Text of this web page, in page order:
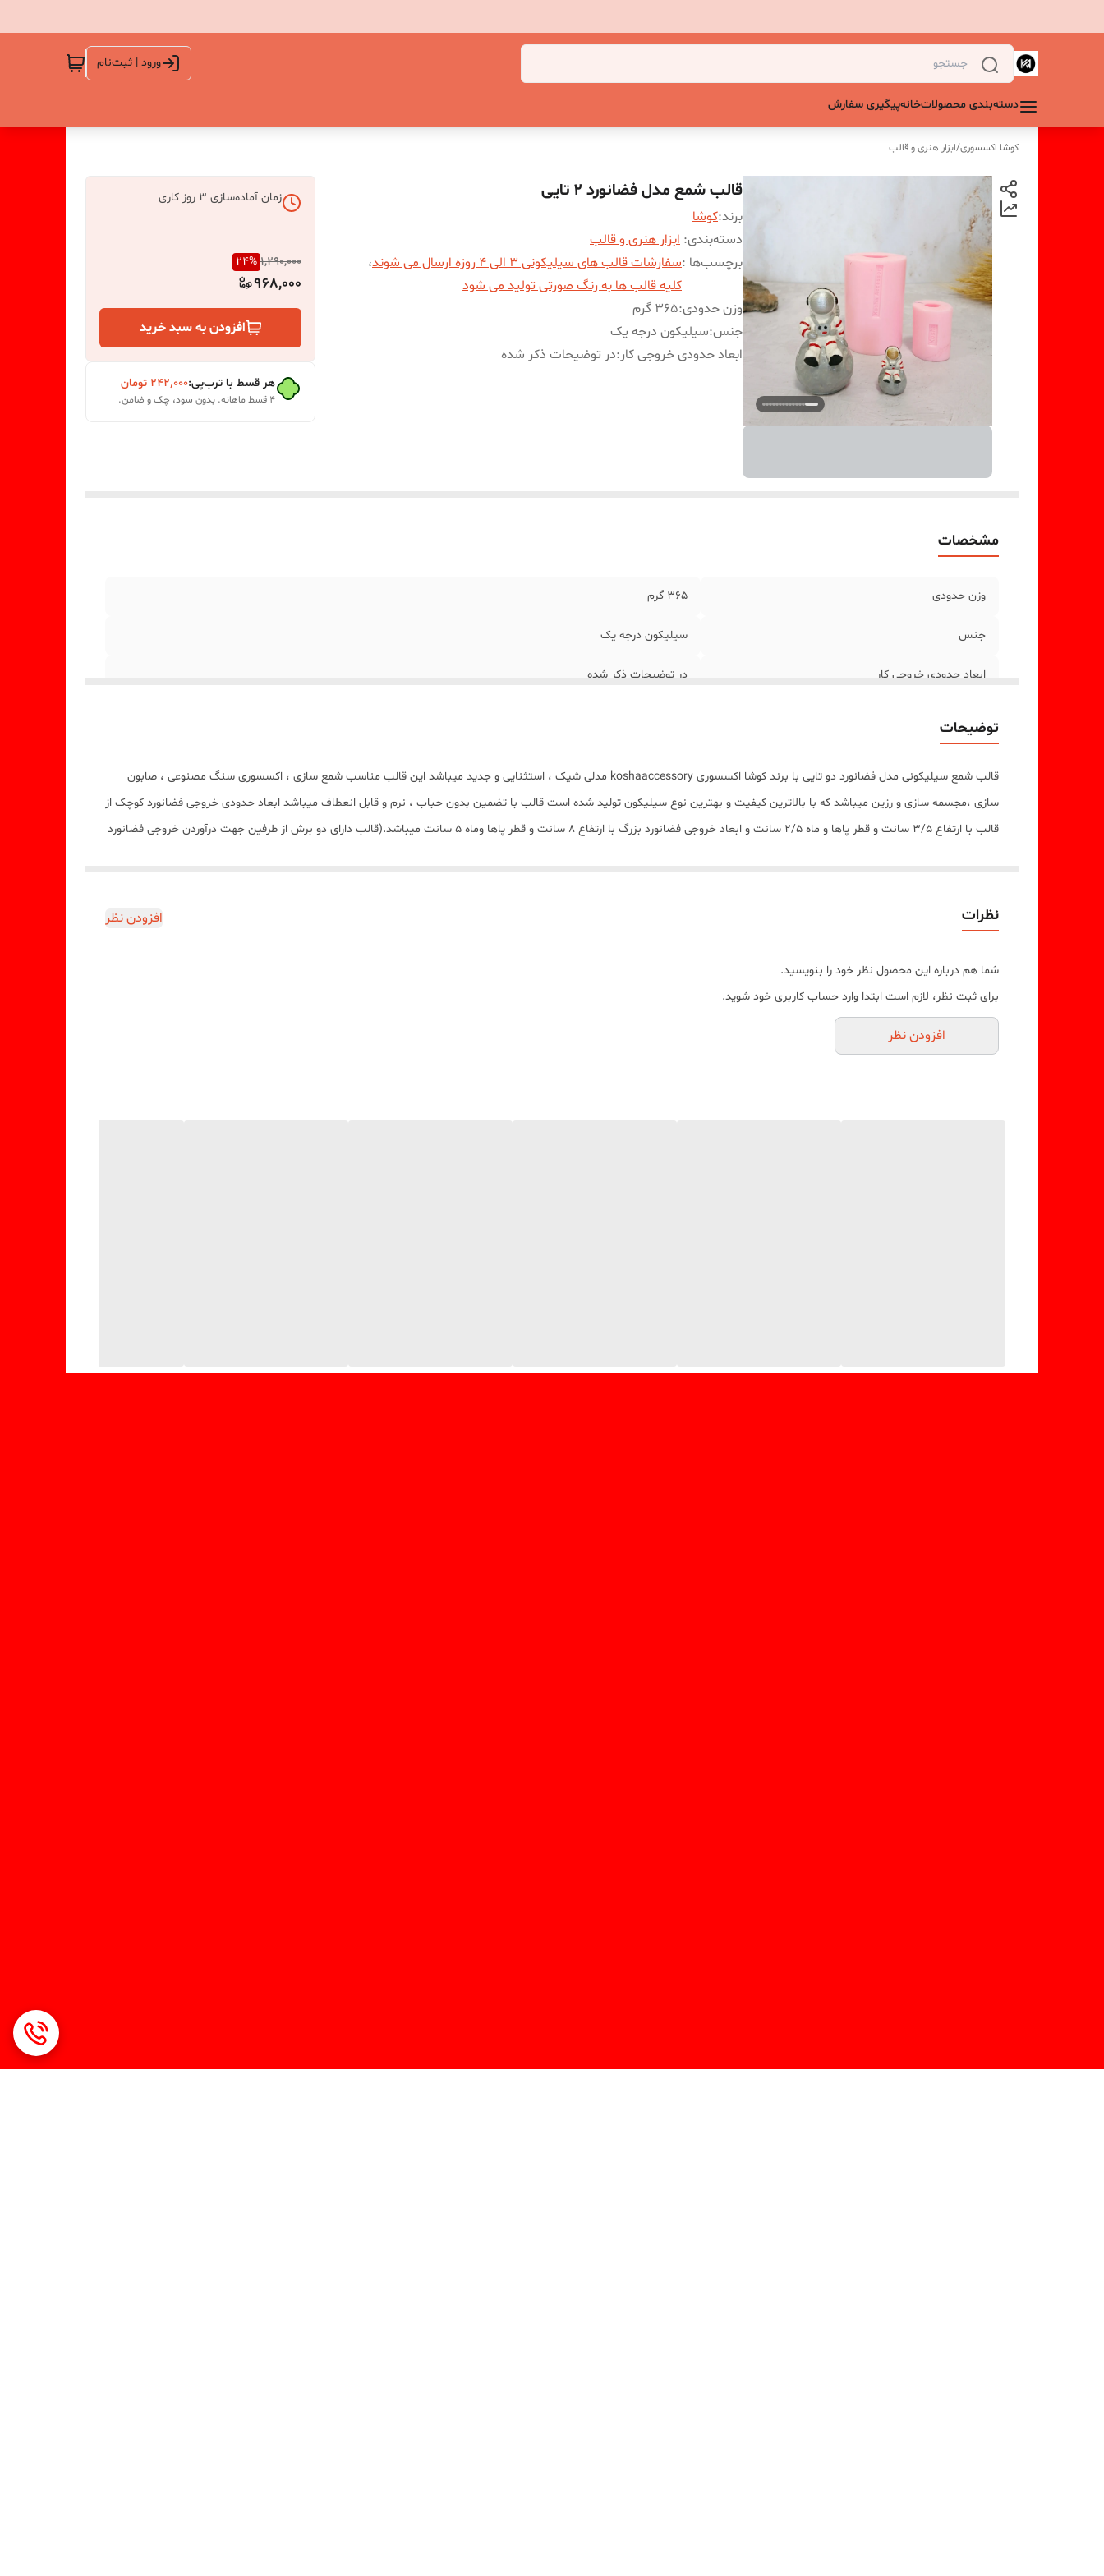
ورود | ثبت‌نام
دسته‌بندی محصولاتخانهپیگیری سفارش
کوشا اکسسوری/ابزار هنری و قالب
قالب شمع مدل فضانورد 2 تایی
برند:کوشا
دسته‌بندی: ابزار هنری و قالب
برچسب‌ها :سفارشات قالب های سیلیکونی 3 الی 4 روزه ارسال می شوند
،
کلیه قالب ها به رنگ صورتی تولید می شود
وزن حدودی:365 گرم
جنس:سیلیکون درجه یک
ابعاد حدودی خروجی کار:در توضیحات ذکر شده
زمان آماده‌سازی 3 روز کاری
1,290,000
24%
968,000
افزودن به سبد خرید
هر قسط با ترب‌پی:۲۴۲٬۰۰۰ تومان
۴ قسط ماهانه. بدون سود، چک و ضامن.
مشخصات
وزن حدودی 365 گرم
جنس سیلیکون درجه یک
ابعاد حدودی خروجی کار در توضیحات ذکر شده
توضیحات
قالب شمع سیلیکونی مدل فضانورد دو تایی با برند کوشا اکسسوری koshaaccessory مدلی شیک ، استثنایی و جدید میباشد این قالب مناسب شمع سازی ، اکسسوری سنگ مصنوعی ، صابون
سازی ،مجسمه سازی و رزین میباشد که با بالاترین کیفیت و بهترین نوع سیلیکون تولید شده است قالب با تضمین بدون حباب ، نرم و قابل انعطاف میباشد ابعاد حدودی خروجی فضانورد کوچک از
قالب با ارتفاع 3/5 سانت و قطر پاها و ماه 2/5 سانت و ابعاد خروجی فضانورد بزرگ با ارتفاع 8 سانت و قطر پاها وماه 5 سانت میباشد.(قالب دارای دو برش از طرفین جهت درآوردن خروجی فضانورد
نظرات افزودن نظر
شما هم درباره این محصول نظر خود را بنویسید.
برای ثبت نظر، لازم است ابتدا وارد حساب کاربری خود شوید.
افزودن نظر